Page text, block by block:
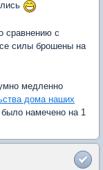
сравнению с
силы брошены на
медленно
дома наших
намечено на 1